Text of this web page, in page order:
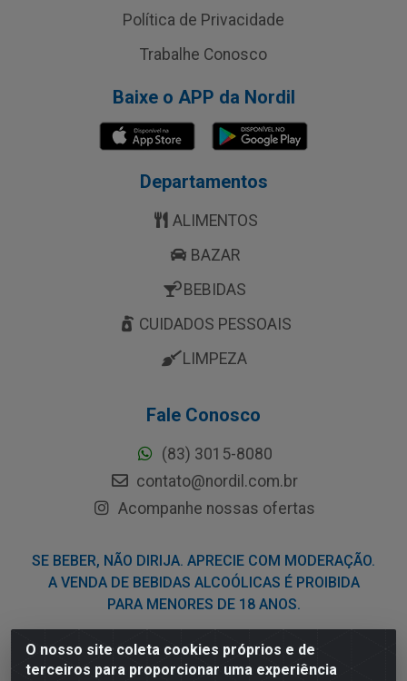
O nosso site coleta cookies próprios e de
terceiros para proporcionar uma experiência
Política de Privacidade
Trabalhe Conosco
Baixe o APP da Nordil
Departamentos
ALIMENTOS
BAZAR
BEBIDAS
CUIDADOS PESSOAIS
LIMPEZA
Fale Conosco
(83) 3015-8080
contato@nordil.com.br
Acompanhe nossas ofertas
SE BEBER, NÃO DIRIJA. APRECIE COM MODERAÇÃO.
A VENDA DE BEBIDAS ALCOÓLICAS É PROIBIDA
PARA MENORES DE 18 ANOS.
Nordil Distribuidora - Avenida Liberdade, 2738, Bloco F -